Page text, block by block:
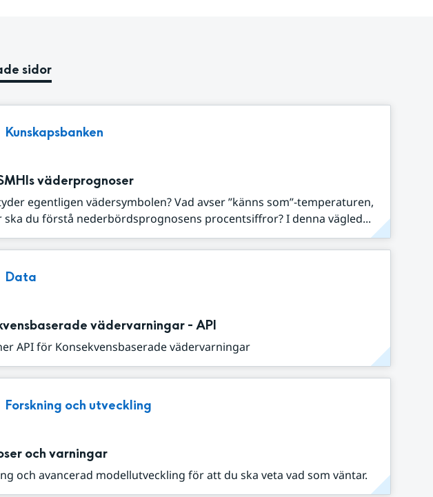
sidor
Kunskapsbanken
väderprognoser
egentligen vädersymbolen? Vad avser ”känns som”-temperaturen,
ska du förstå nederbördsprognosens procentsiffror? I denna vägled...
Data
vädervarningar - API
API för Konsekvensbaserade vädervarningar
Forskning och utveckling
och varningar
och avancerad modellutveckling för att du ska veta vad som väntar.